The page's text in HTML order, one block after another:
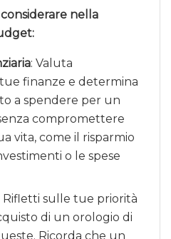
nella
: Valuta
finanze e determina
a spendere per un
compromettere
vita, come il risparmio
o le spese
Rifletti sulle tue priorità
di un orologio di
Ricorda che un